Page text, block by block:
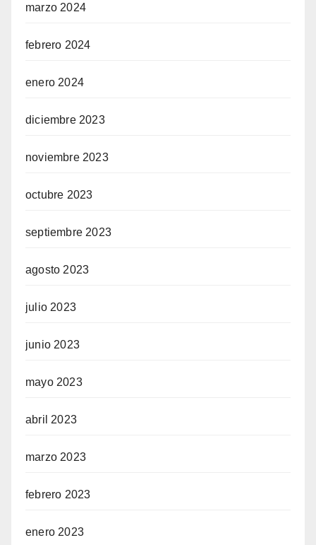
marzo 2024
febrero 2024
enero 2024
diciembre 2023
noviembre 2023
octubre 2023
septiembre 2023
agosto 2023
julio 2023
junio 2023
mayo 2023
abril 2023
marzo 2023
febrero 2023
enero 2023